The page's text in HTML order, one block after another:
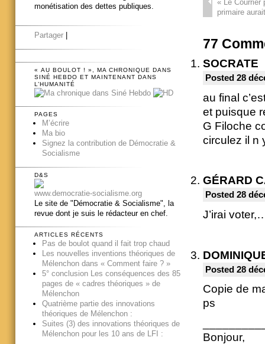
«Le Courrier
primaire
77
SOCRATE
Posted 28
au final
et puisque
G Filoche
circulez il n
GÉRARD
Posted 28
J’irai
Posted 28
Copie de
ps
Bonjour,
monétisation des dettes publiques.
Partager
« AU BOULOT ! », MA CHRONIQUE DANS
SINÉ HEBDO ET MAINTENANT DANS
L’HUMANITÉ
PAGES
M’écrire
Ma bio
Signez la contribution de Démocratie &
Socialisme
D&S
www.democratie-socialisme.org
Le site de "Démocratie & Socialisme", la
revue dont je suis le rédacteur en chef.
ARTICLES RÉCENTS
Pas de boulot quand il fait trop chaud
Les nouvelles inventions théoriques de
Mélenchon dans « Comment faire ? »
5° conclusion Les conséquences des 85
pages de « cadres théoriques » de
Mélenchon
Quatrième partie des innovations
théoriques de Mélenchon :
Suites (3) des innovations théoriques de
Mélenchon pour les 10 ans de LFI :